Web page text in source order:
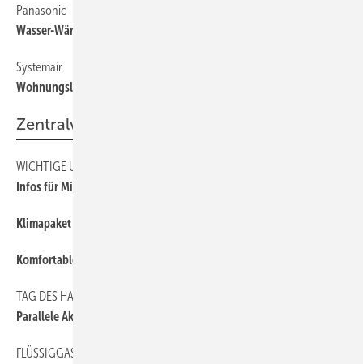
Panasonic
Wasser-Wärmeübertrager für PACi
Systemair
Wohnungslüftungsgerät bis 400 m²
Zentralverband
WICHTIGE UNTERLAGEN
Infos für Mitgliedsbetriebe
Klimapaket zeigt Wirkung
Komfortable Nutzung
TAG DES HANDWERKS
Parallele Aktionstage
FLÜSSIGGAS